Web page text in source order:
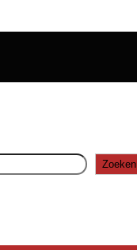
Zoeken